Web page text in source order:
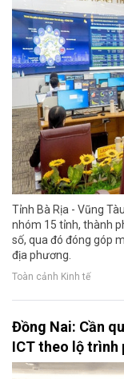
Tỉnh Bà Rịa - Vũng
nhóm 15 tỉnh, thành
số, qua đó đóng góp
địa phương.
Toàn cảnh Kinh tế
Đồng Nai: Cần
ICT theo lộ trình